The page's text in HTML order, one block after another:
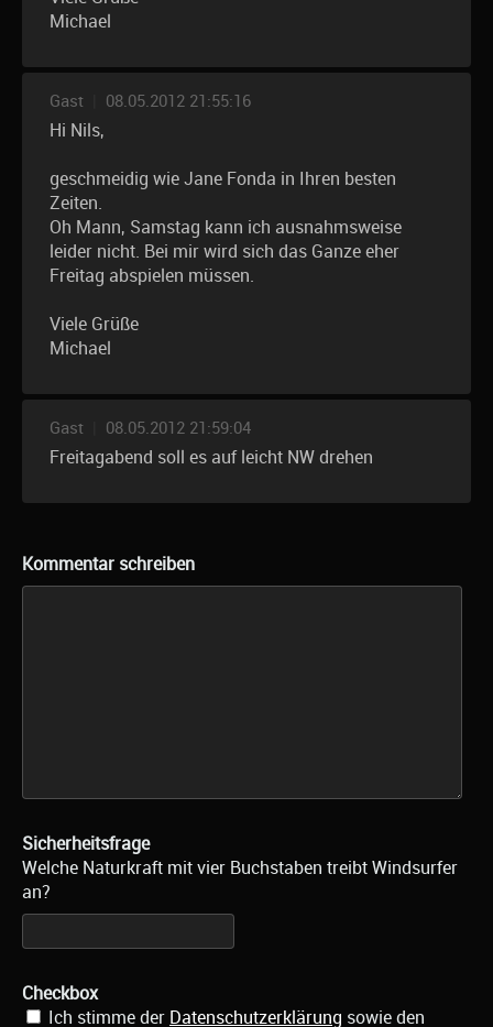
Michael
Gast 08.05.2012 21:55:16
Hi Nils,
geschmeidig wie Jane Fonda in Ihren besten
Zeiten.
Oh Mann, Samstag kann ich ausnahmsweise
leider nicht. Bei mir wird sich das Ganze eher
Freitag abspielen müssen.
Viele Grüße
Michael
Gast 08.05.2012 21:59:04
Freitagabend soll es auf leicht NW drehen
Kommentar schreiben
Sicherheitsfrage
Welche Naturkraft mit vier Buchstaben treibt Windsurfer
an?
Checkbox
Ich stimme der Datenschutzerklärung sowie den